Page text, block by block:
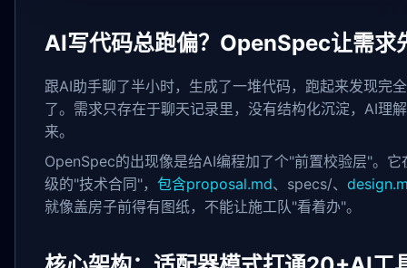
AI写代码总跑偏？OpenSpec让需求
跟AI助手聊了半小时，生成了一堆代码，跑起来发现
了。需求只存在于聊天记录里，没有结构化沉淀，AI理
来。
OpenSpec的出现像是给AI编程加了个"前置校验层"。
级的"技术合同"， 包含proposal.md、specs/、
就像盖房子前得有图纸，不能让施工队"看着办"。